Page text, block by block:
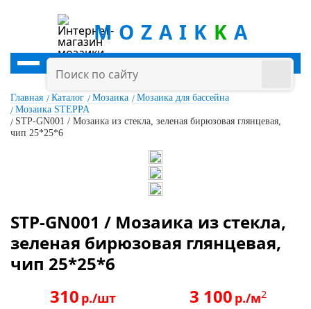
MOZAIK K A
Главная Каталог Мозаика
Мозаика для бассейна
Мозаика STEPPA
STP-GN001 / Мозаика из стекла, зеленая бирюзовая глянцевая,
чип 25*25*6
STP-GN001 / Мозаика из стекла,
зеленая бирюзовая глянцевая,
чип 25*25*6
310 р./шт 3 100 р./м2